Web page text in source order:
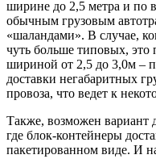
ширине до 2,5 метра и по
обычным грузовым
«шаландами». В случае,
чуть больше типовых, это
шириной от 2,5 до 3,0м –
доставки негабаритных
провоза, что ведет к
Также, возможен вариант
где блок-контейнеры
пакетированном виде. И